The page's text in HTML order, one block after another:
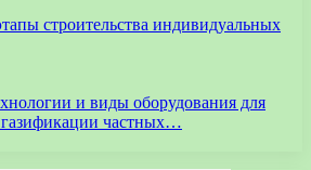
строительства индивидуальных
и виды оборудования для
частных…